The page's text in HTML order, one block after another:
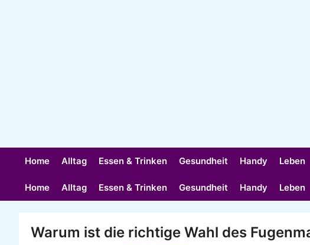
Home Alltag Essen & Trinken Gesundheit Handy Leben
Home Alltag Essen & Trinken Gesundheit Handy Leben
Warum ist die richtige Wahl des